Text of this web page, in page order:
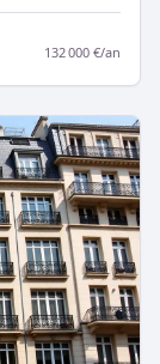
132 000 €/an